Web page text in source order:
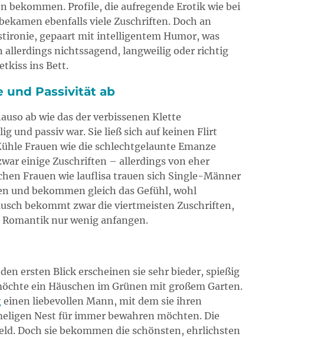
bekommen. Profile, die aufregende Erotik wie bei
ebenfalls viele Zuschriften. Doch an
gepaart mit intelligentem Humor, was
allerdings nichtssagend, langweilig oder richtig
ins Bett.
und Passivität ab
ab wie das der verbissenen Klette
und passiv war. Sie ließ sich auf keinen Flirt
Frauen wie die schlechtgelaunte Emanze
einige Zuschriften – allerdings von eher
Frauen wie lauflisa trauen sich Single-Männer
und bekommen gleich das Gefühl, wohl
bekommt zwar die viertmeisten Zuschriften,
nur wenig anfangen.
ersten Blick erscheinen sie sehr bieder, spießig
ein Häuschen im Grünen mit großem Garten.
einen liebevollen Mann, mit dem sie ihren
Nest für immer bewahren möchten. Die
Doch sie bekommen die schönsten, ehrlichsten